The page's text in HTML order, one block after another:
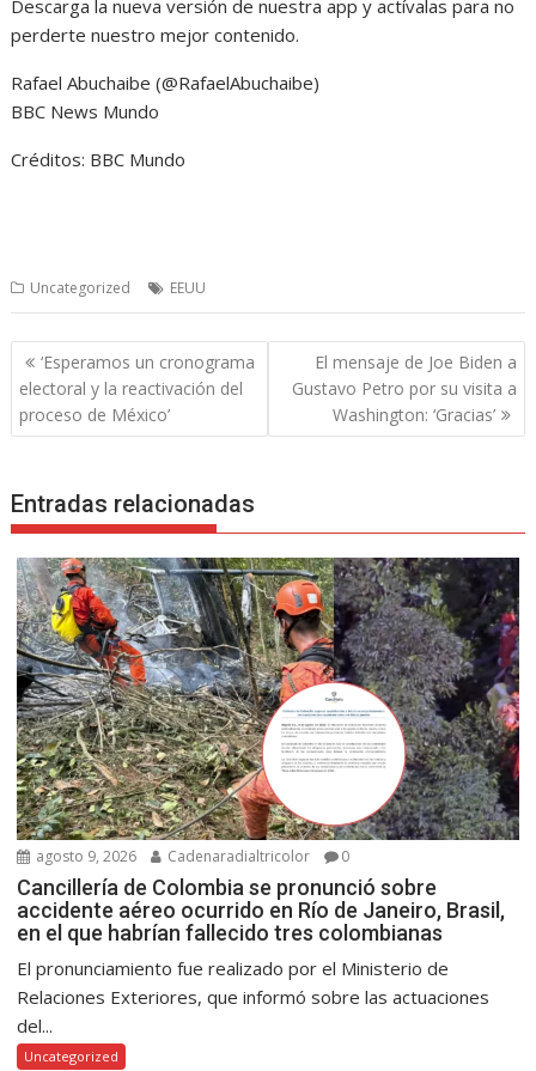
Descarga la nueva versión de nuestra app y actívalas para no
perderte nuestro mejor contenido.
Rafael Abuchaibe (@RafaelAbuchaibe)
BBC News Mundo
Créditos: BBC Mundo
Uncategorized EEUU
Navegación
de
entradas
‘Esperamos un cronograma
electoral y la reactivación del
proceso de México’
El mensaje de Joe Biden a
Gustavo Petro por su visita a
Washington: ‘Gracias’
Entradas relacionadas
agosto 9, 2026 Cadenaradialtricolor 0
Cancillería de Colombia se pronunció sobre
accidente aéreo ocurrido en Río de Janeiro, Brasil,
en el que habrían fallecido tres colombianas
El pronunciamiento fue realizado por el Ministerio de
Relaciones Exteriores, que informó sobre las actuaciones
del...
Uncategorized